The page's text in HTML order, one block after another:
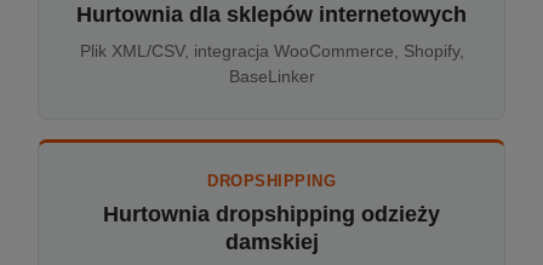
Hurtownia dla sklepów internetowych
Plik XML/CSV, integracja WooCommerce, Shopify,
BaseLinker
DROPSHIPPING
Hurtownia dropshipping odzieży
damskiej